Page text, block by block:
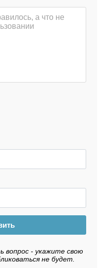
вопрос - укажите свою
не будет.